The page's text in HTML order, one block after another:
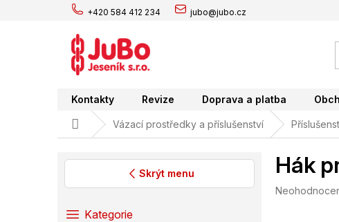
+420 584 412 234 jubo@jubo.cz
Kontakty Revize Doprava a platba
Domů Vázací prostředky a příslušenství
Skrýt menu
PřeskočitKategorie
Hák
Průměrné